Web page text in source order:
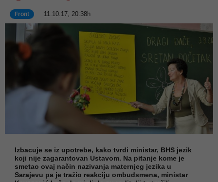
Front 11.10.17, 20:38h
Izbacuje se iz upotrebe, kako tvrdi ministar, BHS jezik
koji nije zagarantovan Ustavom. Na pitanje kome je
smetao ovaj način nazivanja maternjeg jezika u
Sarajevu pa je tražio reakciju ombudsmena, ministar